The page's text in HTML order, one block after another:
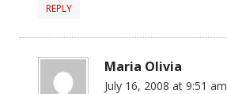
REPLY
Maria Olivia
July 16, 2008 at 9:51 am